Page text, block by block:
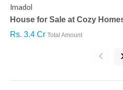
Imadol
House for Sale at Cozy
Rs. 3.4 Cr Total Amount
‹